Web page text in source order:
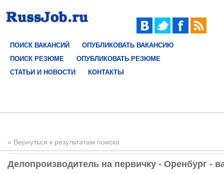
ПОИСК ВАКАНСИЙ
ОПУБЛИКОВАТЬ ВАКАНСИЮ
ПОИСК РЕЗЮМЕ
ОПУБЛИКОВАТЬ РЕЗЮМЕ
СТАТЬИ И НОВОСТИ
КОНТАКТЫ
« Вернуться к результатам поиска
Делопроизводитель на первичку - Оренбург -